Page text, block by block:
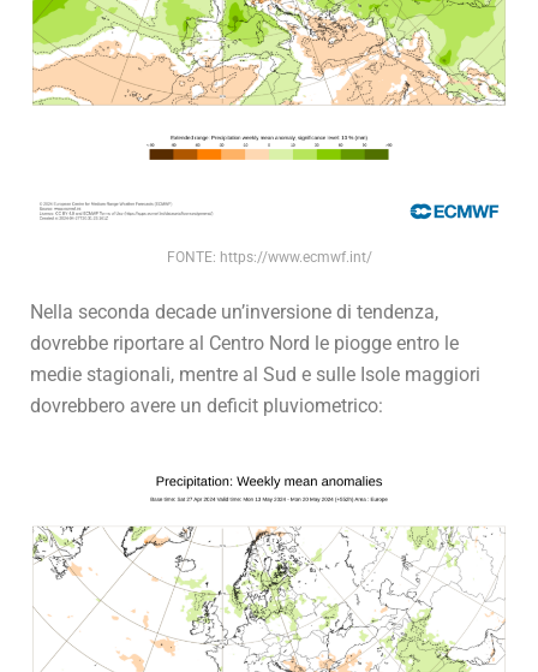
FONTE: https://www.ecmwf.int/
Nella seconda decade un’inversione di tendenza,
dovrebbe riportare al Centro Nord le piogge entro le
medie stagionali, mentre al Sud e sulle Isole maggiori
dovrebbero avere un deficit pluviometrico: